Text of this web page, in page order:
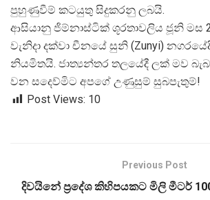
පුහුණුවීම් කටයුතු සිදුකරනු ලබයි.
ආසියානු ජිම්නාස්ටික් ශූරතාවලිය ජූනි මස
වැනිදා දක්වා චීනයේ සුනි (Zunyi)
නියමිතයි. ජාත්යන්තර තලයේදී ලක් මව
වන සදෙව්මිට අපගේ උණුසුම් සුබපැතුම්!
Post Views: 10
Previous Post
දිවයිනේ ප්‍රදේශ කිහිපයකට මිලි මීටර්